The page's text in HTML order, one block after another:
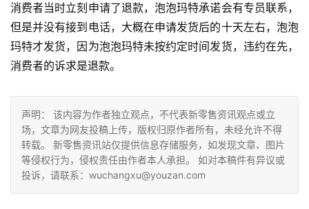
消费者当时立刻申请了退款，泡泡玛特承诺会有专员联系，
但是并没有接到电话，大概在申请发货后的十天左右，泡泡
玛特才发货，因为泡泡玛特未按约定时间发货，违约在先，
消费者的诉求是退款。
声明： 该内容为作者独立观点，不代表新零售资讯观点或立
场，文章为网友投稿上传，版权归原作者所有，未经允许不得
转载。 新零售资讯站仅提供信息存储服务，如发现文章、图片
等侵权行为，侵权责任由作者本人承担。 如对本稿件有异议或
投诉，请联系：wuchangxu@youzan.com